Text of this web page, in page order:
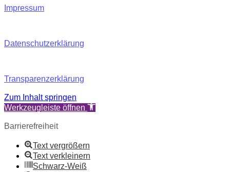
Impressum
Datenschutzerklärung
Transparenzerklärung
Zum Inhalt springen
Werkzeugleiste öffnen
Barrierefreiheit
Text vergrößern
Text verkleinern
Schwarz-Weiß